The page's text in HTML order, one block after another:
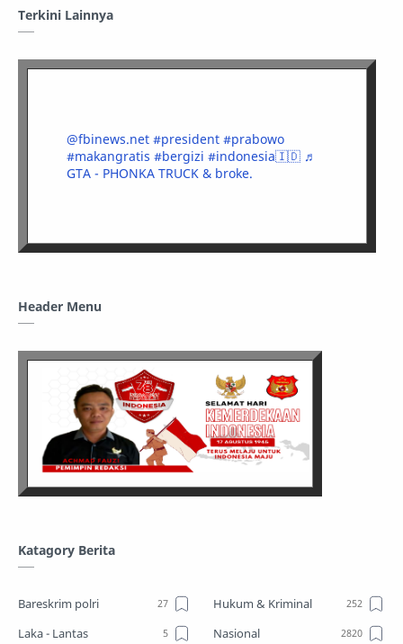
Terkini Lainnya
@fbinews.net #president #prabowo
#makangratis #bergizi #indonesia🇮🇩 ♬
GTA - PHONKA TRUCK & broke.
Header Menu
Katagory Berita
Bareskrim polri
Hukum & Kriminal
Laka - Lantas
Nasional